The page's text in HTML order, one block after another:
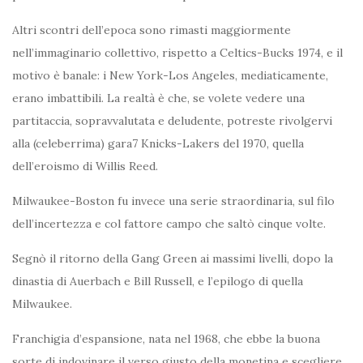
Altri scontri dell’epoca sono rimasti maggiormente
nell’immaginario collettivo, rispetto a Celtics-Bucks 1974, e il
motivo è banale: i New York-Los Angeles, mediaticamente,
erano imbattibili. La realtà è che, se volete vedere una
partitaccia, sopravvalutata e deludente, potreste rivolgervi
alla (celeberrima) gara7 Knicks-Lakers del 1970, quella
dell’eroismo di Willis Reed.
Milwaukee-Boston fu invece una serie straordinaria, sul filo
dell’incertezza e col fattore campo che saltò cinque volte.
Segnò il ritorno della Gang Green ai massimi livelli, dopo la
dinastia di Auerbach e Bill Russell, e l’epilogo di quella
Milwaukee.
Franchigia d’espansione, nata nel 1968, che ebbe la buona